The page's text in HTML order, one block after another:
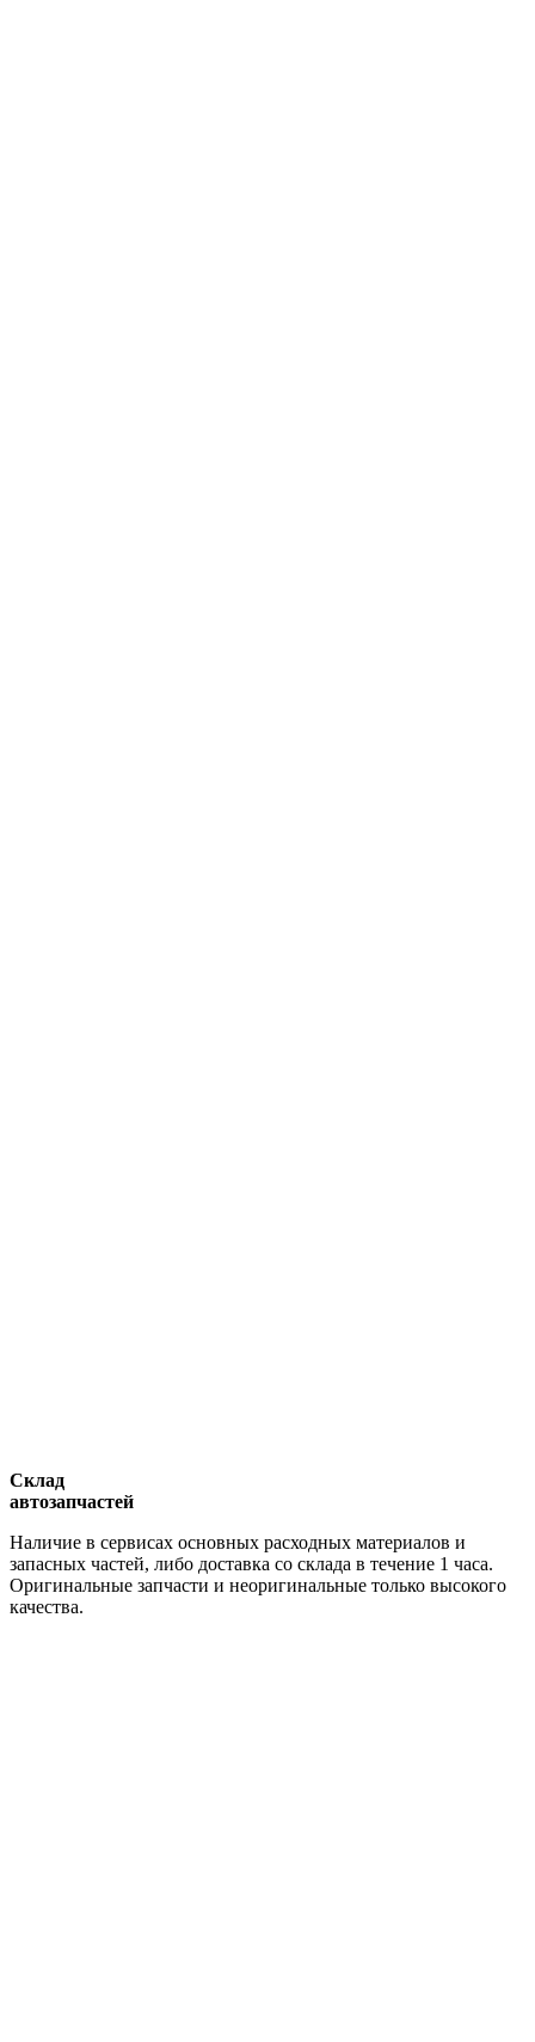
Склад
автозапчастей
Наличие в сервисах основных расходных материалов и
запасных частей, либо доставка со склада в течение 1 часа.
Оригинальные запчасти и неоригинальные только высокого
качества.